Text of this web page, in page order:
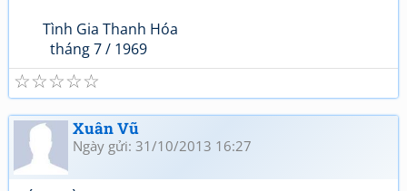
Tình Gia Thanh Hóa
tháng 7 / 1969
☆
☆
☆
☆
☆
Xuân Vũ
Ngày gửi: 31/10/2013 16:27